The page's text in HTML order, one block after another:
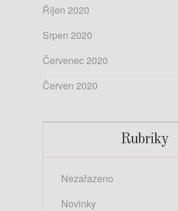
Říjen 2020
Srpen 2020
Červenec 2020
Červen 2020
Rubriky
Nezařazeno
Novinky